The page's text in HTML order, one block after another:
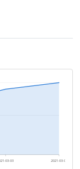
03-03 2021-03-04